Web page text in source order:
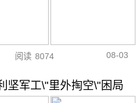
阅读 8074 08-03
坚军工\"里外掏空\"困局